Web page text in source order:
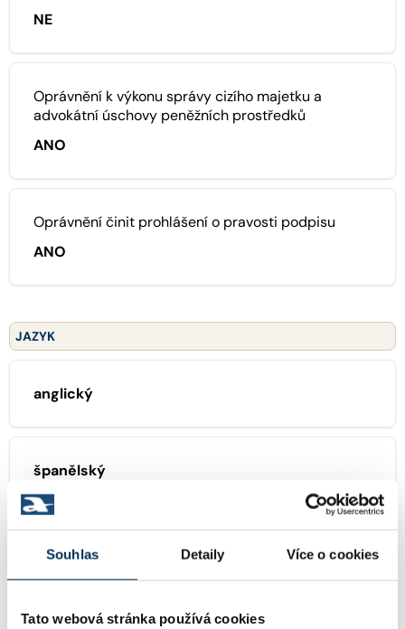
Souhlas Detaily Více o cookies
Tato webová stránka používá cookies
NE
Oprávnění k výkonu správy cizího majetku a
advokátní úschovy peněžních prostředků
ANO
Oprávnění činit prohlášení o pravosti podpisu
ANO
JAZYK
anglický
španělský
KONCIPIENTI
Koncipient: Mgr. JANA STOPOVÁ